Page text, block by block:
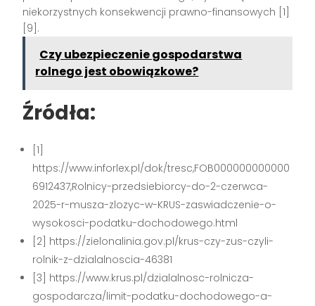
niekorzystnych konsekwencji prawno-finansowych [1]
[9].
Czy ubezpieczenie gospodarstwa
rolnego jest obowiązkowe?
Źródła:
[1]
https://www.inforlex.pl/dok/tresc,FOB000000000000
6912437,Rolnicy-przedsiebiorcy-do-2-czerwca-
2025-r-musza-zlozyc-w-KRUS-zaswiadczenie-o-
wysokosci-podatku-dochodowego.html
[2] https://zielonalinia.gov.pl/krus-czy-zus-czyli-
rolnik-z-dzialalnoscia-46381
[3] https://www.krus.pl/dzialalnosc-rolnicza-
gospodarcza/limit-podatku-dochodowego-a-